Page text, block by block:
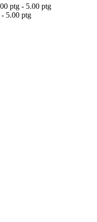
ptg - 5.00 ptg
5.00 ptg